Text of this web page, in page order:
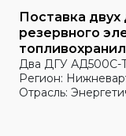
Поставка
резервного
Два ДГУ АД500С-
Регион:
Отрасль: